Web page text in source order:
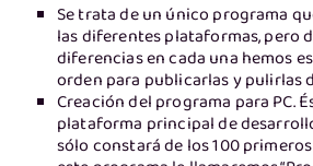
Se trata de un único programa
las diferentes plataformas, pero
diferencias en cada una hemos
orden para publicarlas y pulirlas
Creación del programa para PC.
plataforma principal de
sólo constará de los 100